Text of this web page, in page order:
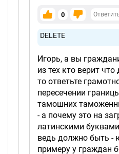
0
DELETE
Игорь, а вы
из тех кто верит
то ответьте
пересечении
тамошних
- а почему это на
латинскими
ведь должно быть -
примеру у граждан